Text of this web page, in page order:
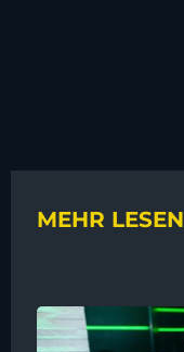
MEHR LESEN